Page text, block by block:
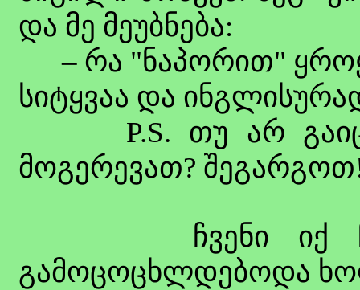
და მე მეუბნება:
– რა "ნაპორით"
სიტყვაა და ინგლისურად
P.S. თუ არ
მოგერევათ?
ჩვენი იქ
გამოცოცხლდებოდა